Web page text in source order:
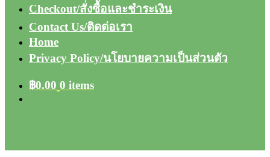
Checkout/สั่งซื้อและชำระเงิน
Contact Us/ติดต่อเรา
Home
Privacy Policy/นโยบายความเป็นส่วนตัว
฿0.00 0 items